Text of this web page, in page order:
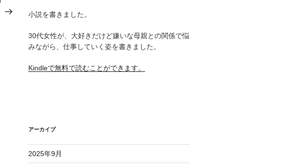
稿
小説を書きました。
30代女性が、大好きだけど嫌いな母親との関係で悩
みながら、仕事していく姿を書きました。
Kindleで無料で読むことができます。
アーカイブ
2025年9月